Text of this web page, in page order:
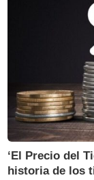
‘El Precio del
historia de los